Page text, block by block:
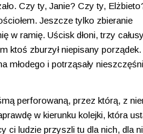
Czy ty, Janie? Czy ty,
Jeszcze tylko zbieranie
w ramię. Uścisk dłoni, trzy
ktoś zburzył niepisany porządek.
młodego i potrząsały
perforowaną, przez którą, z
w kierunku kolejki, która
ci ludzie przyszli tu dla nich, dla